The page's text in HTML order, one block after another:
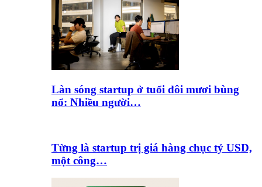
Làn sóng startup ở tuổi đôi mươi bùng
nổ: Nhiều người…
Từng là startup trị giá hàng chục tỷ USD,
một công…